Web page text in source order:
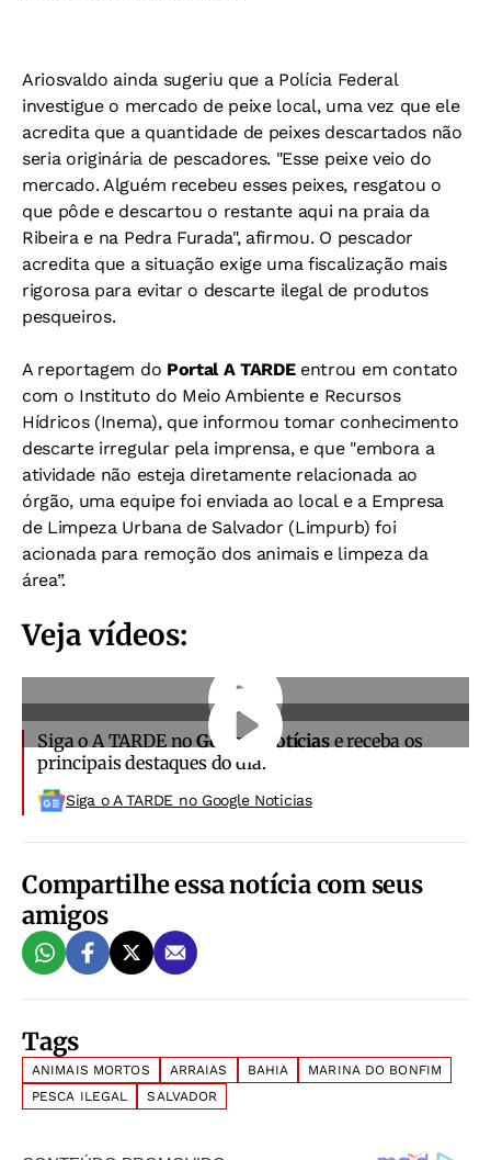
Ariosvaldo ainda sugeriu que a Polícia Federal
investigue o mercado de peixe local, uma vez que ele
acredita que a quantidade de peixes descartados não
seria originária de pescadores. "Esse peixe veio do
mercado. Alguém recebeu esses peixes, resgatou o
que pôde e descartou o restante aqui na praia da
Ribeira e na Pedra Furada", afirmou. O pescador
acredita que a situação exige uma fiscalização mais
rigorosa para evitar o descarte ilegal de produtos
pesqueiros.
A reportagem do Portal A TARDE entrou em contato
com o Instituto do Meio Ambiente e Recursos
Hídricos (Inema), que informou tomar conhecimento
descarte irregular pela imprensa, e que "embora a
atividade não esteja diretamente relacionada ao
órgão, uma equipe foi enviada ao local e a Empresa
de Limpeza Urbana de Salvador (Limpurb) foi
acionada para remoção dos animais e limpeza da
área”.
Veja vídeos:
Siga o A TARDE noGoogle Notíciase receba os
principais destaques do dia.
Siga o A TARDE no Google Noticias
Compartilhe essa notícia com seus
amigos
Tags
ANIMAIS MORTOS ARRAIAS BAHIA
MARINA DO BONFIM
PESCA ILEGAL
SALVADOR